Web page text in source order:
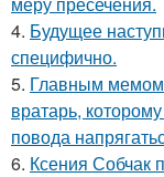
4. Будущее
специфично.
5. Главным
вратарь,
повода
6. Ксения Собчак